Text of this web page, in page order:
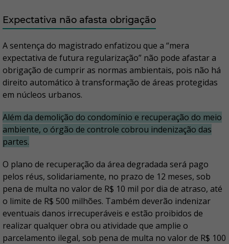
Expectativa não afasta obrigação
A sentença do magistrado enfatizou que a “mera
expectativa de futura regularização” não pode afastar a
obrigação de cumprir as normas ambientais, pois não há
direito automático à transformação de áreas protegidas
em núcleos urbanos.
Além da demolição do condomínio e recuperação do meio
ambiente, o órgão de controle cobrou indenização das
partes.
O plano de recuperação da área degradada será pago
pelos réus, solidariamente, no prazo de 12 meses, sob
pena de multa no valor de R$ 10 mil por dia de atraso, até
o limite de R$ 500 milhões. Também deverão indenizar
eventuais danos irrecuperáveis e estão proibidos de
realizar qualquer obra ou atividade que amplie o
parcelamento ilegal, sob pena de multa no valor de R$ 100